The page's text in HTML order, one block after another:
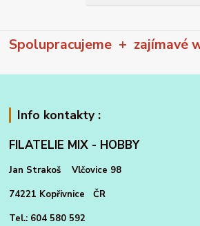
Spolupracujeme +
Info kontakty :
FILATELIE MIX - HOBBY
Jan Strakoš Vlčovice 98
74221 Kopřivnice ČR
Tel.: 604 580 592